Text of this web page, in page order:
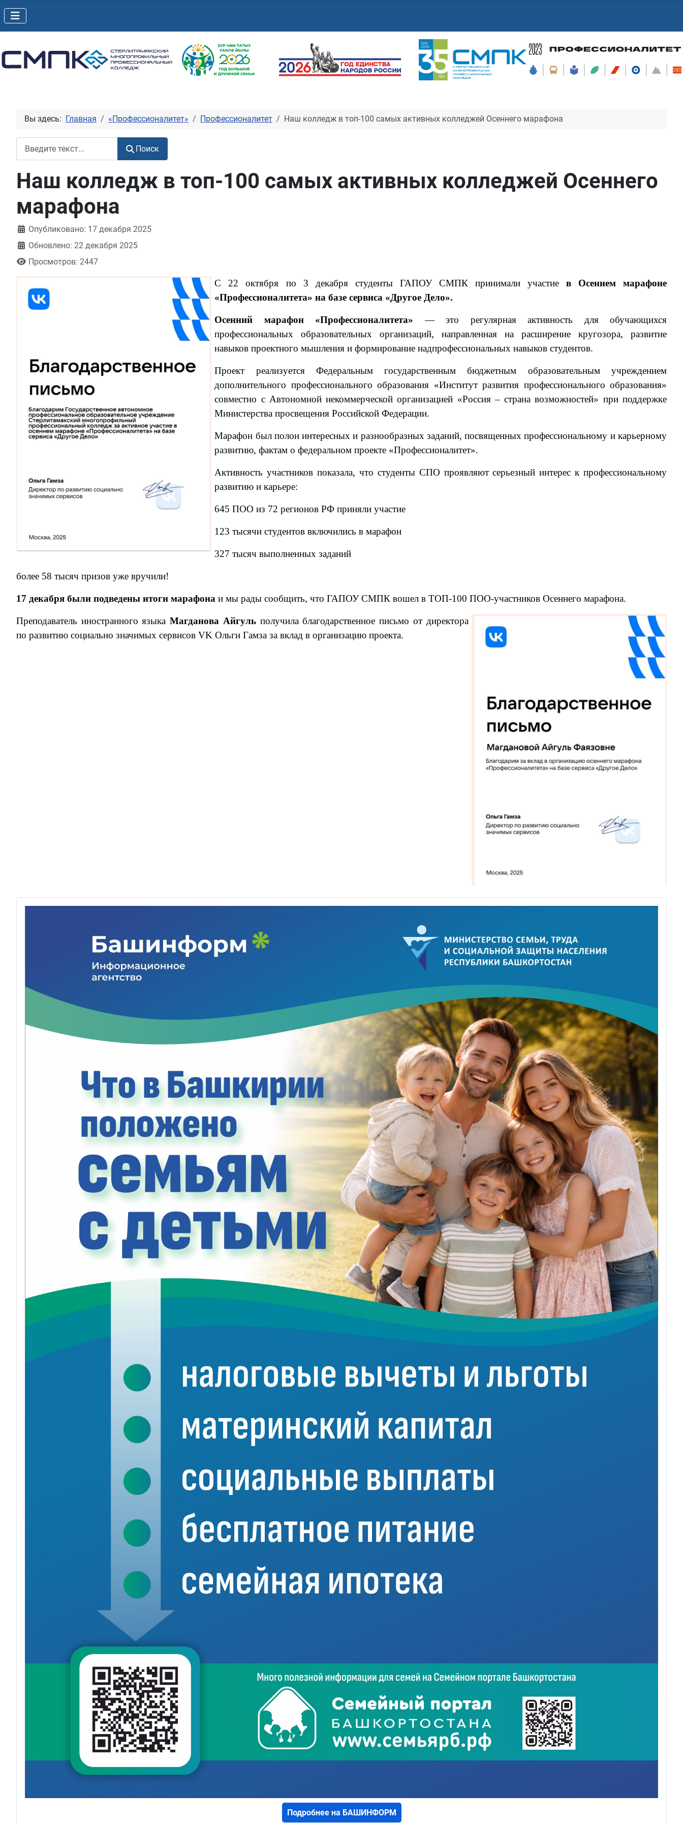
Подробнее на БАШИНФОРМ
Вы здесь: Главная «Профессионалитет» Профессионалитет Наш колледж в топ-100 самых активных колледжей Осеннего марафона
Поиск
Наш колледж в топ-100 самых активных колледжей Осеннего
марафона
Информация о материале
Опубликовано: 17 декабря 2025
Обновлено: 22 декабря 2025
Просмотров: 2447
С 22 октября по 3 декабря студенты ГАПОУ СМПК принимали участие в Осеннем марафоне
«Профессионалитета» на базе сервиса «Другое Дело».
Осенний марафон «Профессионалитета» — это регулярная активность для обучающихся
профессиональных образовательных организаций, направленная на расширение кругозора, развитие
навыков проектного мышления и формирование надпрофессиональных навыков студентов.
Проект реализуется Федеральным государственным бюджетным образовательным учреждением
дополнительного профессионального образования «Институт развития профессионального образования»
совместно с Автономной некоммерческой организацией «Россия – страна возможностей» при поддержке
Министерства просвещения Российской Федерации.
Марафон был полон интересных и разнообразных заданий, посвященных профессиональному и карьерному
развитию, фактам о федеральном проекте «Профессионалитет».
Активность участников показала, что студенты СПО проявляют серьезный интерес к профессиональному
развитию и карьере:
645 ПОО из 72 регионов РФ приняли участие
123 тысячи студентов включились в марафон
327 тысяч выполненных заданий
более 58 тысяч призов уже вручили!
17 декабря были подведены итоги марафона и мы рады сообщить, что ГАПОУ СМПК вошел в ТОП-100 ПОО-участников Осеннего марафона.
Преподаватель иностранного языкаМагданова Айгульполучила благодарственное письмо от директора
по развитию социально значимых сервисов VK Ольги Гамза за вклад в организацию проекта.